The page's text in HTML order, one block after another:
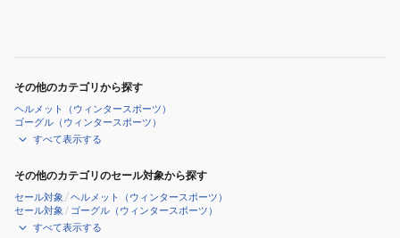
その他のカテゴリから探す
ヘルメット（ウィンタースポーツ）
ゴーグル（ウィンタースポーツ）
すべて表示する
その他のカテゴリのセール対象から探す
セール対象 /ヘルメット（ウィンタースポーツ）
セール対象 / ゴーグル（ウィンタースポーツ）
すべて表示する